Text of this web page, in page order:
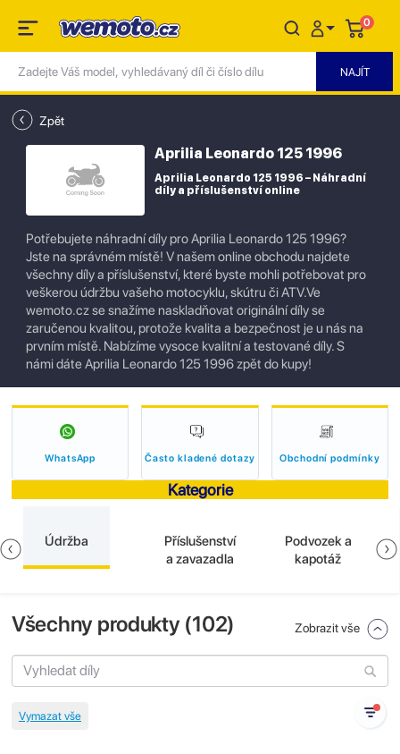
0
Zpět
Aprilia Leonardo 125 1996
Aprilia Leonardo 125 1996 – Náhradní
díly a příslušenství online
Potřebujete náhradní díly pro Aprilia Leonardo 125 1996?
Jste na správném místě! V našem online obchodu najdete
všechny díly a příslušenství, které byste mohli potřebovat pro
veškerou údržbu vašeho motocyklu, skútru či ATV.Ve
wemoto.cz se snažíme naskladňovat originální díly se
zaručenou kvalitou, protože kvalita a bezpečnost je u nás na
prvním místě. Nabízíme vysoce kvalitní a testované díly. S
námi dáte Aprilia Leonardo 125 1996 zpět do kupy!
WhatsApp Často kladené dotazy Obchodní podmínky
Kategorie
Údržba
Příslušenství
a zavazadla
Podvozek a
kapotáž
Všechny produkty (102) Zobrazit vše